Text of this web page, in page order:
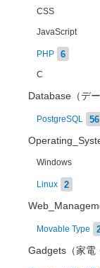
CSS
JavaScript
PHP 6
C
Database（デ
PostgreSQL 56
Windows
Linux 2
Movable Type
Gadgets（家電